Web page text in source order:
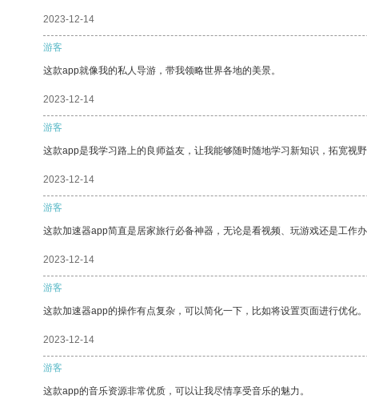
2023-12-14
游客
这款app就像我的私人导游，带我领略世界各地的美景。
2023-12-14
游客
这款app是我学习路上的良师益友，让我能够随时随地学习新知识，拓宽视野
2023-12-14
游客
这款加速器app简直是居家旅行必备神器，无论是看视频、玩游戏还是工作
2023-12-14
游客
这款加速器app的操作有点复杂，可以简化一下，比如将设置页面进行优化。
2023-12-14
游客
这款app的音乐资源非常优质，可以让我尽情享受音乐的魅力。